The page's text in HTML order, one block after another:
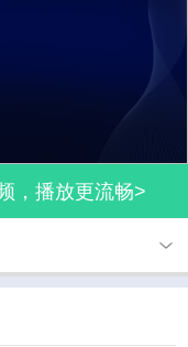
，播放更流畅>